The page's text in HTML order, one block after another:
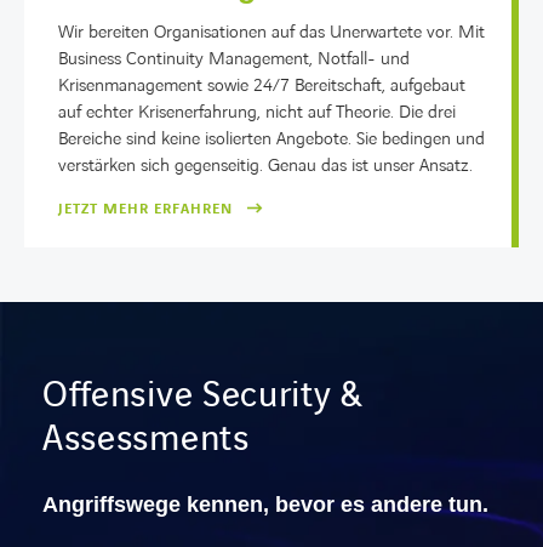
Wir bereiten Organisationen auf das Unerwartete vor. Mit
Business Continuity Management, Notfall- und
Krisenmanagement sowie 24/7 Bereitschaft, aufgebaut
auf echter Krisenerfahrung, nicht auf Theorie. Die drei
Bereiche sind keine isolierten Angebote. Sie bedingen und
verstärken sich gegenseitig. Genau das ist unser Ansatz.
JETZT MEHR ERFAHREN
Offensive Security &
Assessments
Angriffswege kennen, bevor es andere tun.